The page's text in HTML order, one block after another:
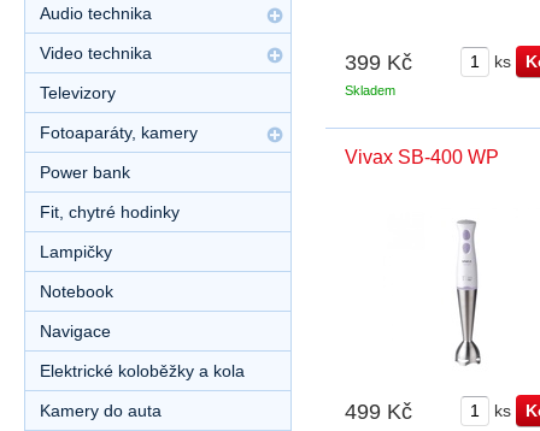
399 Kč ks
Skladem
Vivax SB-400 WP
499 Kč ks
Audio technika
Video technika
Televizory
Fotoaparáty, kamery
Power bank
Fit, chytré hodinky
Lampičky
Notebook
Navigace
Elektrické koloběžky a kola
Kamery do auta